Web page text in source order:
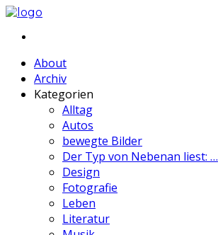
About
Archiv
Kategorien
Alltag
Autos
bewegte Bilder
Der Typ von Nebenan liest: …
Design
Fotografie
Leben
Literatur